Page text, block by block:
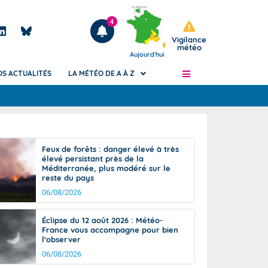
Articles
4
Aujourd'hui
Vigilance
météo
de
Phénomènes dangereux de J+2 à J+7
Avertissement pluies intenses à l'échelle
des communes (Apic)
Bulletins Marine
d'avalanche
Météo des forêts
Vigicrues
ACTUALITÉS LA MÉTÉO DE A À Z
Feux de forêts : danger élevé à très
élevé persistant près de la
Méditerranée, plus modéré sur le
reste du pays
06/08/2026
Éclipse du 12 août 2026 : Météo-
France vous accompagne pour bien
l'observer
06/08/2026